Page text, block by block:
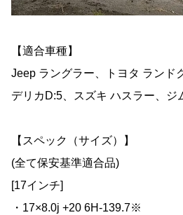
【適合車種】
Jeep ラングラー、トヨタ ランド
デリカD:5、スズキ ハスラー、ジ
【スペック（サイズ）】
(全て保安基準適合品)
[17インチ]
・17×8.0j +20 6H-139.7※